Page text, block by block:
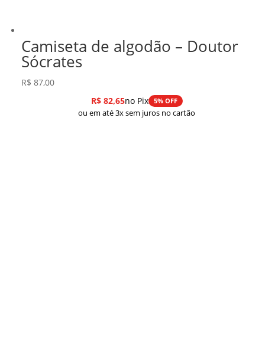
Camiseta de algodão – Doutor
Sócrates
R$ 87,00
R$82,65no Pix 5% OFF
ou em até 3x sem juros no cartão